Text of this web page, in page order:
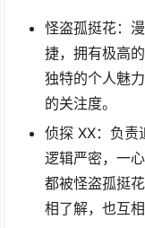
怪盗孤挺花：
捷，拥有极高
独特的个人魅
的关注度。
侦探 XX：负责
逻辑严密，一
都被怪盗孤挺
相了解，也互